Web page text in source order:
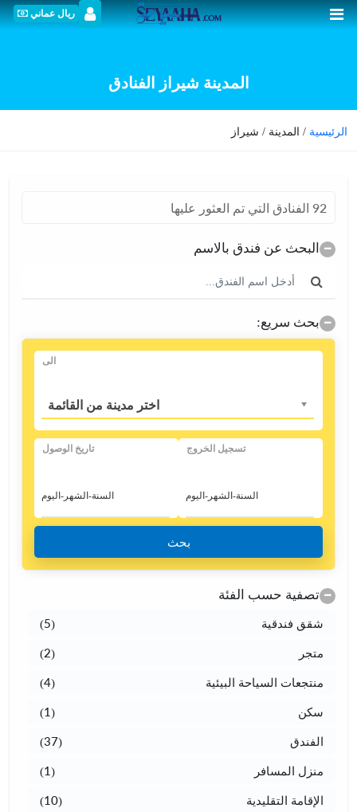
ريال عماني
المدينة شیراز الفنادق
الرئيسية / المدينة / شیراز
92 الفنادق التي تم العثور عليها
البحث عن فندق بالاسم
بحث سريع:
الی
اختر مدينة من القائمة
تاريخ الوصول تسجيل الخروج
بحث
تصفية حسب الفئة
شقق فندقية (5)
متجر (2)
منتجعات السياحة البيئية (4)
سکن (1)
الفندق (37)
منزل المسافر (1)
الإقامة التقليدية (10)